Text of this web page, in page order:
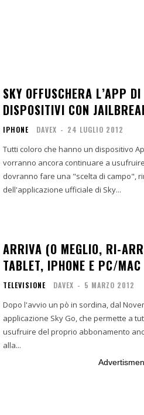
SKY OFFUSCHERA L’APP
DISPOSITIVI CON
IPHONE DAVEX - 24 LUGLIO 2012
Tutti coloro che hanno un dispositivo
vorranno ancora continuare a
dovranno fare una "scelta di campo",
dell'applicazione ufficiale di Sky...
ARRIVA (O MEGLIO, RI-
TABLET, IPHONE E PC/MAC
TELEVISIONE DAVEX - 5 MARZO 2012
Dopo l'avvio un pò in sordina, dal
applicazione Sky Go, che permette a
usufruire del proprio abbonamento
alla...